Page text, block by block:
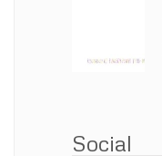
Social